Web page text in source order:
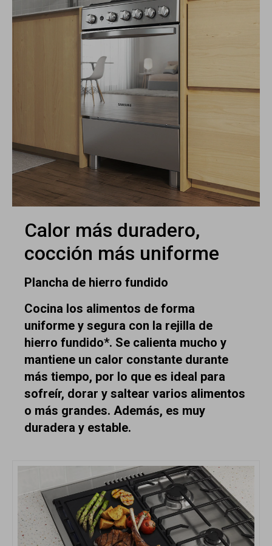
Calor más duradero,
cocción más uniforme
Plancha de hierro fundido
Cocina los alimentos de forma
uniforme y segura con la rejilla de
hierro fundido*. Se calienta mucho y
mantiene un calor constante durante
más tiempo, por lo que es ideal para
sofreír, dorar y saltear varios alimentos
o más grandes. Además, es muy
duradera y estable.